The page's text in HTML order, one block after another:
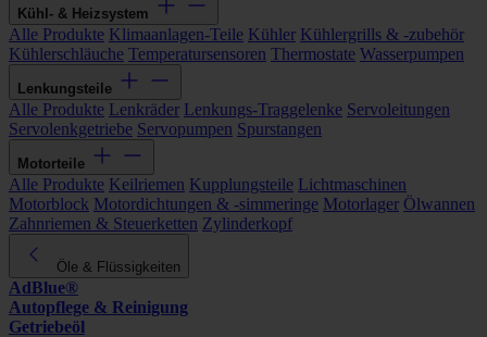
Kühl- & Heizsystem
Alle Produkte Klimaanlagen-Teile Kühler Kühlergrills & -zubehör
Kühlerschläuche Temperatursensoren Thermostate Wasserpumpen
Lenkungsteile
Alle Produkte Lenkräder Lenkungs-Traggelenke Servoleitungen
Servolenkgetriebe Servopumpen Spurstangen
Motorteile
Alle Produkte Keilriemen Kupplungsteile Lichtmaschinen
Motorblock Motordichtungen & -simmeringe Motorlager Ölwannen
Zahnriemen & Steuerketten Zylinderkopf
Öle & Flüssigkeiten
AdBlue®
Autopflege & Reinigung
Getriebeöl